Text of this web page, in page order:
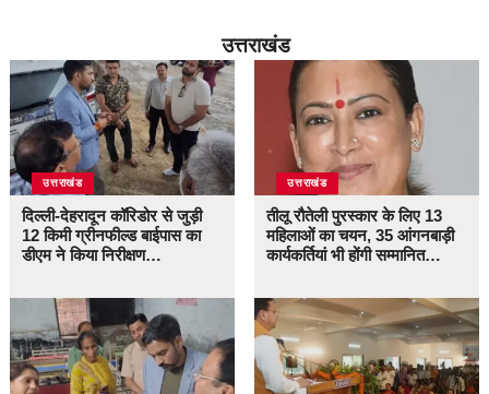
उत्तराखंड
उत्तराखंड
दिल्ली-देहरादून कॉरिडोर से जुड़ी
12 किमी ग्रीनफील्ड बाईपास का
डीएम ने किया निरीक्षण…
उत्तराखंड
तीलू रौतेली पुरस्कार के लिए 13
महिलाओं का चयन, 35 आंगनबाड़ी
कार्यकर्तियां भी होंगी सम्मानित…